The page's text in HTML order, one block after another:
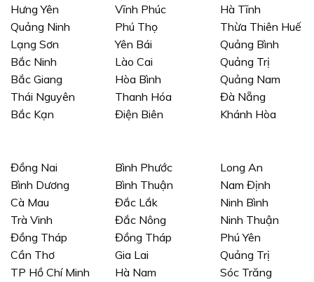
Hưng Yên
Quảng Ninh
Lạng Sơn
Bắc Ninh
Bắc Giang
Thái Nguyên
Bắc Kạn
Vĩnh Phúc
Phú Thọ
Yên Bái
Lào Cai
Hòa Bình
Thanh Hóa
Điện Biên
Hà Tĩnh
Thừa Thiên Huế
Quảng Bình
Quảng Trị
Quảng Nam
Đà Nẵng
Khánh Hòa
Đồng Nai
Bình Dương
Cà Mau
Trà Vinh
Đồng Tháp
Cần Thơ
TP Hồ Chí Minh
Bình Phước
Bình Thuận
Đắc Lắk
Đắc Nông
Đồng Tháp
Gia Lai
Hà Nam
Long An
Nam Định
Ninh Bình
Ninh Thuận
Phú Yên
Quảng Trị
Sóc Trăng